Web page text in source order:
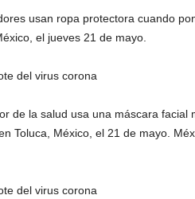
usan ropa protectora cuando
el jueves 21 de mayo.
del virus corona
de la salud usa una máscara
Toluca, México, el 21 de mayo.
del virus corona